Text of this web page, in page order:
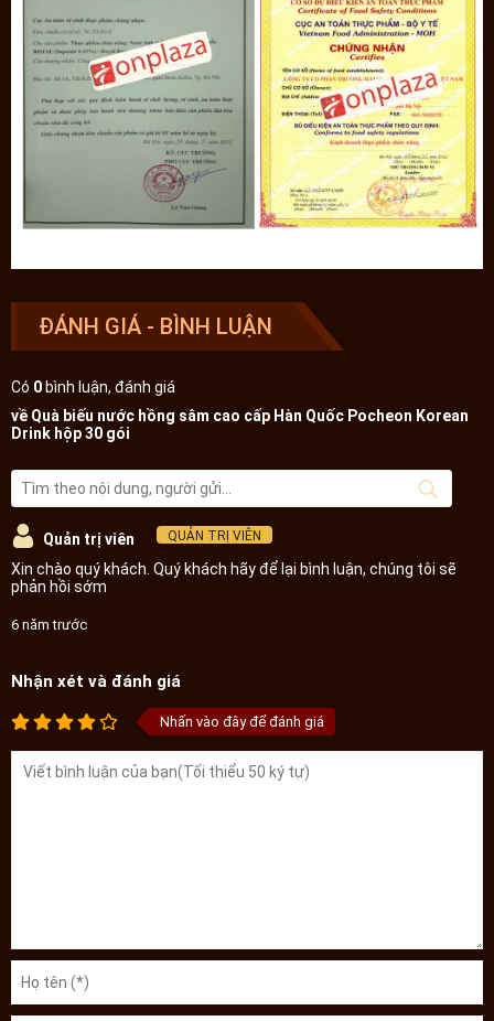
*Lưu ý: Tác dụng của sản phẩm có thể thay đổi tùy theo tình
trạng cơ địa mỗi người
*Lưu ý : Sản phẩm không phải là thuốc không có tác dụng thay
thế thuốc chữa bệnh
ĐÁNH GIÁ - BÌNH LUẬN
Có 0 bình luận, đánh giá
về Quà biếu nước hồng sâm cao cấp Hàn Quốc Pocheon Korean
Drink hộp 30 gói
Quản trị viên QUẢN TRỊ VIÊN
Xin chào quý khách. Quý khách hãy để lại bình luận, chúng tôi sẽ
phản hồi sớm
6 năm trước
Nhận xét và đánh giá
Nhấn vào đây để đánh giá